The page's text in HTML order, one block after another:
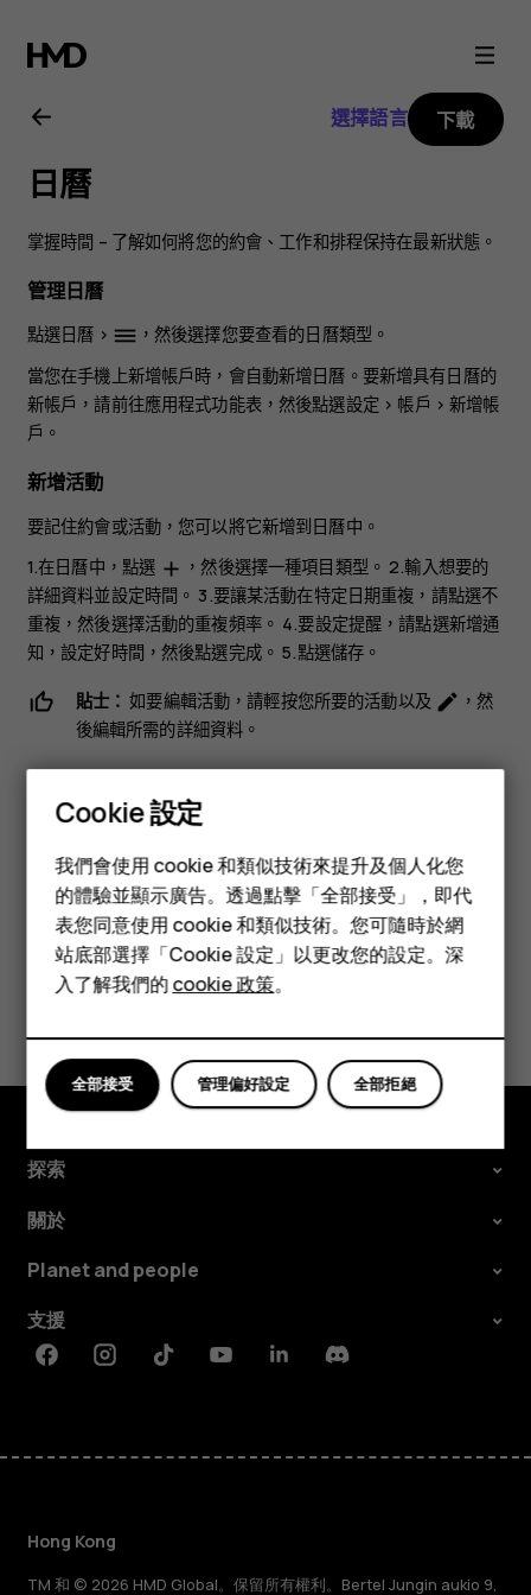
Nokia
X10
用
戶
指
南
智慧型手機
功能型手機
配件
平板電腦
選擇語言 下載
日曆
掌握時間 – 了解如何將您的約會、工作和排程保持在最新狀態。
管理日曆
點選日曆 > dehaze ，然後選擇您要查看的日曆類型。
當您在手機上新增帳戶時，會自動新增日曆。要新增具有日曆的
新帳戶，請前往應用程式功能表，然後點選設定 > 帳戶 >新增帳
戶 。
新增活動
要記住約會或活動，您可以將它新增到日曆中。
1.在日曆中，點選 add ，然後選擇一種項目類型。 2.輸入想要的
詳細資料並設定時間。 3.要讓某活動在特定日期重複，請點選不
重複 ，然後選擇活動的重複頻率。 4.要設定提醒，請點選新增通
知 ，設定好時間，然後點選完成。 5.點選儲存 。
貼士： 如要編輯活動，請輕按您所要的活動以及 mode_edit ，然
後編輯所需的詳細資料。
1.輕按活動。 2.輕按
您認為這有幫助嗎？
是 否
探索
關於
Planet and people
支援
FacebookInstagramTiktokYoutubeLinkedinDiscord
Hong Kong
TM 和 © 2026 HMD Global。保留所有權利。Bertel Jungin aukio 9,
Cookie 設定
我們會使用 cookie 和類似技術來提升及個人化您
的體驗並顯示廣告。透過點擊「全部接受」，即代
表您同意使用 cookie 和類似技術。您可隨時於網
站底部選擇「Cookie 設定」以更改您的設定。深
入了解我們的cookie 政策。
全部拒絕
管理偏好設定
全部接受